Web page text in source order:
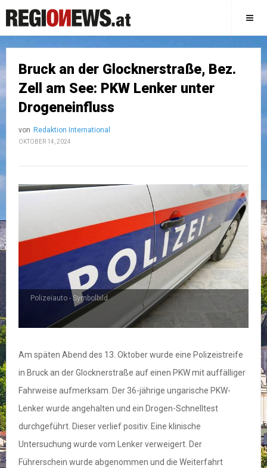
Bruck an der Glocknerstraße, Bez.
Zell am See: PKW Lenker unter
Drogeneinfluss
von Redaktion International
OKTOBER 14, 2024
Polizeiauto - Symbolbild
Am späten Abend des 13. Oktober wurde eine Polizeistreife
in Bruck an der Glocknerstraße auf einen PKW mit auffälliger
Fahrweise aufmerksam. Der 36-jährige ungarische PKW-
Lenker wurde angehalten und ein Drogen-Schnelltest
durchgeführt. Dieser verlief positiv. Eine klinische
Untersuchung wurde vom Lenker verweigert. Der
Führerschein wurde abgenommen und die Weiterfahrt